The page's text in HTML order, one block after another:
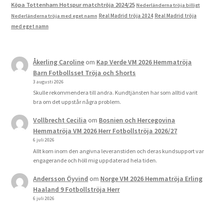
Köpa Tottenham Hotspur matchtröja 2024/25 Nederländerna tröja billigt
Nederländerna tröja med eget namn Real Madrid tröja 2024 Real Madrid tröja
med eget namn
Åkerling Carolineom Kap Verde VM 2026 Hemmatröja
Barn Fotbollsset Tröja och Shorts
3 augusti 2026
Skulle rekommendera till andra. Kundtjänsten har som alltid varit
bra om det uppstår några problem.
Vollbrecht Cecilia om Bosnien och Hercegovina
Hemmatröja VM 2026 Herr Fotbollströja 2026/27
6 juli 2026
Allt kom inom den angivna leveranstiden och deras kundsupport var
engagerande och höll mig uppdaterad hela tiden.
Andersson Öyvind om Norge VM 2026 Hemmatröja Erling
Haaland 9 Fotbollströja Herr
6 juli 2026